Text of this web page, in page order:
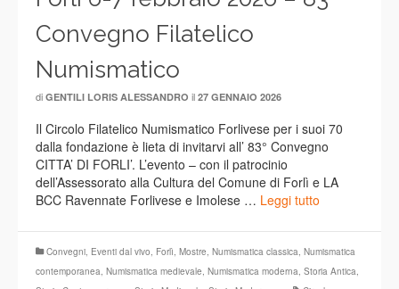
Convegno Filatelico
Numismatico
di GENTILI LORIS ALESSANDRO il 27 GENNAIO 2026
Il Circolo Filatelico Numismatico Forlivese per i suoi 70
dalla fondazione è lieta di invitarvi all’ 83° Convegno
CITTA’ DI FORLI’. L’evento – con il patrocinio
dell’Assessorato alla Cultura del Comune di Forlì e LA
BCC Ravennate Forlivese e Imolese … Leggi tutto
Convegni Eventi dal vivo Forlì Mostre Numismatica classica Numismatica
contemporanea Numismatica medievale Numismatica moderna Storia Antica